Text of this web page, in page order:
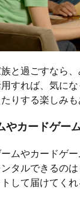
と過ごすなら
すれば、気に
りする楽しみも
やカードゲー
ムやカードゲ
タルできるの
して届けてく